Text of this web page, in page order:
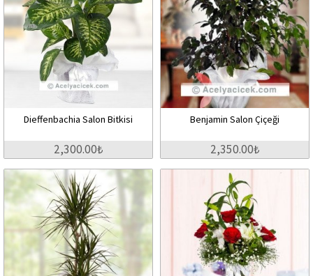
Dieffenbachia Salon Bitkisi
2,300.00₺
Benjamin Salon Çiçeği
2,350.00₺